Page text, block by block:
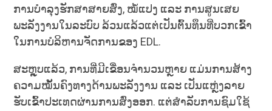
ການບຳລຸງຮັກສາສາຍສົ່ງ, ໝໍ້ແປງ ແລະ ການສູນເສຍ
ພະລັງງານໃນລະບົບ ລ້ວນແລ້ວແຕ່ເປັນຕົ້ນທຶນທີ່ບວກເຂົ້າ
ໃນການບໍລິຫານຈັດການຂອງ EDL.
ສະຫຼຸບແລ້ວ, ການທີ່ມີເຂື່ອນຈຳນວນຫຼາຍ ແມ່ນການສ້າງ
ຄວາມໝັ້ນຄົງທາງດ້ານພະລັງງານ ແລະ ເປັນແຫຼ່ງລາຍ
ຮັບເຂົ້າປະເທດຜ່ານການສົ່ງອອກ. ແຕ່ສຳລັບການຊົມໃຊ້